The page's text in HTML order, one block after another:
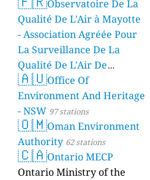
Observatoire De La
Qualité De L'Air à Mayotte
- Association Agréée Pour
La Surveillance De La
Qualité De L'Air De
Mayotte 4 stations
🇦🇺Office Of
Environment And Heritage
- NSW 97 stations
🇴🇲Oman Environment
Authority 62 stations
🇨🇦Ontario MECP
Ontario Ministry of the